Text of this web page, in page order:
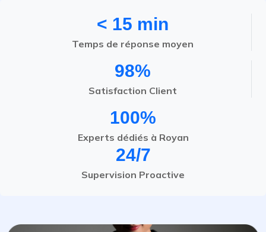
< 15 min
Temps de réponse moyen
98%
Satisfaction Client
100%
Experts dédiés à Royan
24/7
Supervision Proactive